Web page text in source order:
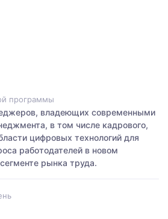
программы
владеющих современными
в том числе кадрового,
цифровых технологий для
работодателей в новом
рынка труда.